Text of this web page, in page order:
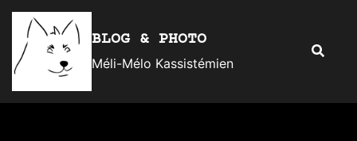
Aller
contenu
BLOG & PHOTO
Méli-Mélo Kassistémien